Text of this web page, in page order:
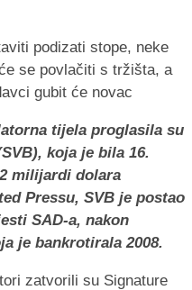
tijela proglasila su
koja je bila 16.
milijardi dolara
Pressu, SVB je postao
SAD-a, nakon
je bankrotirala 2008.
zatvorili su Signature